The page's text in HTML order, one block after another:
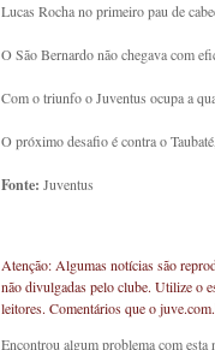
Lucas Rocha no primeiro pau de
O São Bernardo não chegava com
Com o triunfo o Juventus ocupa a
O próximo desafio é contra o
Fonte: Juventus
Atenção: Algumas notícias são
não divulgadas pelo clube. Utilize o
leitores. Comentários que o
Encontrou algum problema com esta